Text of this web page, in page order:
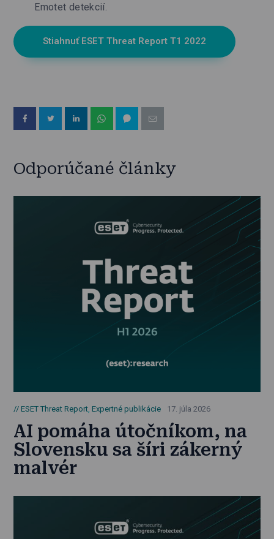
Emotet detekcií.
Stiahnuť ESET Threat Report T1 2022
Odporúčané články
ESET Threat Report,Expertné publikácie 17. júla 2026
AI pomáha útočníkom, na
Slovensku sa šíri zákerný
malvér